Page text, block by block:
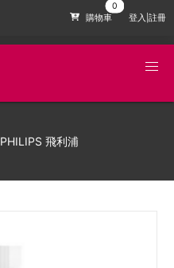
購物車 登入|註冊
PHILIPS 飛利浦